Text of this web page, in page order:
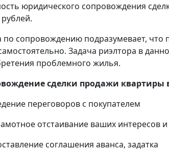
юридического сопровождения
по сопровождению подразумевает,
Задача риэлтора в
проблемного жилья.
сделки продажи квартиры
переговоров с покупателем
отстаивание ваших интересов
соглашения аванса, задатка